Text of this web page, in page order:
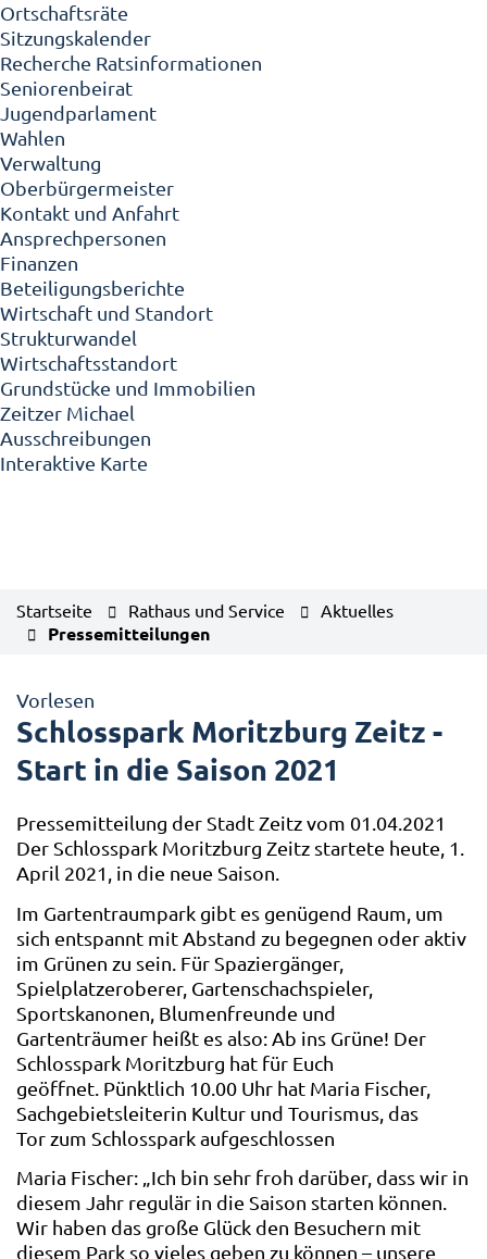
Ortschaftsräte
Sitzungskalender
Recherche Ratsinformationen
Seniorenbeirat
Jugendparlament
Wahlen
Verwaltung
Oberbürgermeister
Kontakt und Anfahrt
Ansprechpersonen
Finanzen
Beteiligungsberichte
Wirtschaft und Standort
Strukturwandel
Wirtschaftsstandort
Grundstücke und Immobilien
Zeitzer Michael
Ausschreibungen
Interaktive Karte
Startseite Rathaus und Service Aktuelles
Pressemitteilungen
Vorlesen
Schlosspark Moritzburg Zeitz -
Start in die Saison 2021
Pressemitteilung der Stadt Zeitz vom 01.04.2021
Der Schlosspark Moritzburg Zeitz startete heute, 1.
April 2021, in die neue Saison.
Im Gartentraumpark gibt es genügend Raum, um
sich entspannt mit Abstand zu begegnen oder aktiv
im Grünen zu sein. Für Spaziergänger,
Spielplatzeroberer, Gartenschachspieler,
Sportskanonen, Blumenfreunde und
Gartenträumer heißt es also: Ab ins Grüne! Der
Schlosspark Moritzburg hat für Euch
geöffnet. Pünktlich 10.00 Uhr hat Maria Fischer,
Sachgebietsleiterin Kultur und Tourismus, das
Tor zum Schlosspark aufgeschlossen
Maria Fischer: „Ich bin sehr froh darüber, dass wir in
diesem Jahr regulär in die Saison starten können.
Wir haben das große Glück den Besuchern mit
diesem Park so vieles geben zu können – unsere